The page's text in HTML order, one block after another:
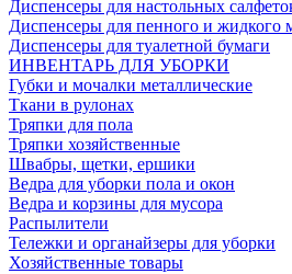
Диспенсеры для настольных
Диспенсеры для пенного и жидкого
Диспенсеры для туалетной бумаги
ИНВЕНТАРЬ ДЛЯ УБОРКИ
Губки и мочалки металлические
Ткани в рулонах
Тряпки для пола
Тряпки хозяйственные
Швабры, щетки, ершики
Ведра для уборки пола и окон
Ведра и корзины для мусора
Распылители
Тележки и органайзеры для уборки
Хозяйственные товары